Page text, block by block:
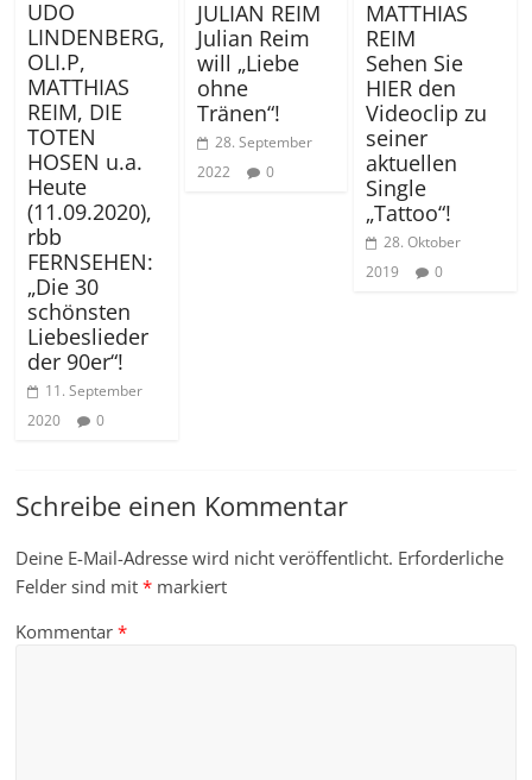
UDO
LINDENBERG,
OLI.P,
MATTHIAS
REIM, DIE
TOTEN
HOSEN u.a.
Heute
(11.09.2020),
rbb
FERNSEHEN:
„Die 30
schönsten
Liebeslieder
der 90er“!
11. September
2020
0
JULIAN REIM
Julian Reim
will „Liebe
ohne
Tränen“!
28. September
2022
0
MATTHIAS
REIM
Sehen Sie
HIER den
Videoclip zu
seiner
aktuellen
Single
„Tattoo“!
28. Oktober
2019
0
Schreibe einen Kommentar
Deine E-Mail-Adresse wird nicht veröffentlicht. Erforderliche
Felder sind mit* markiert
Kommentar*